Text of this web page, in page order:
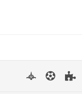
New